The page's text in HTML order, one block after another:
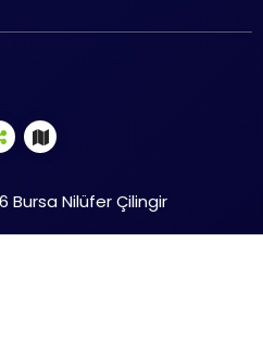
Bursa Nilüfer Çilingir